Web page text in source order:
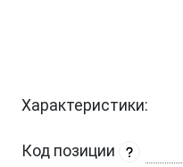
Характеристики:
Код позиции